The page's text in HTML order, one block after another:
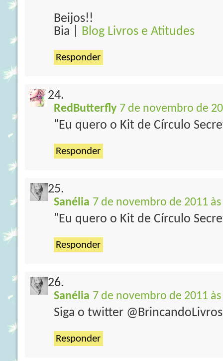
Beijos!!
Bia | Blog Livros e Atitudes
Responder
RedButterfly 7 de novembro de
"Eu quero o Kit de Círculo
Responder
Sanélia 7 de novembro de 2011
"Eu quero o Kit de Círculo
Responder
Sanélia 7 de novembro de 2011
Siga o twitter
Responder